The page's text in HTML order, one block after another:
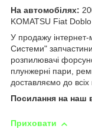
На автомобілях:
KOMATSU Fiat
У продажу
Системи"
розпилювачі
плунжерні пари,
доставляємо до всіх
Посилання на наш
Приховати